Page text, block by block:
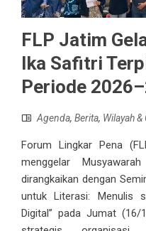
FLP Jatim
Ika Safitri
Periode
Agenda, Berita, Wilayah
Forum Lingkar Pena
menggelar
dirangkaikan dengan
untuk Literasi: Menulis
Digital” pada Jumat (16/